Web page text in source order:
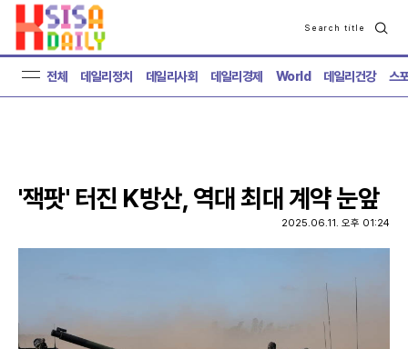
Search title
검
색
전체 데일리정치 데일리사회 데일리경제 World 데일리건강 스
'잭팟' 터진 K방산, 역대 최대 계약 눈앞
2025.06.11. 오후 01:24